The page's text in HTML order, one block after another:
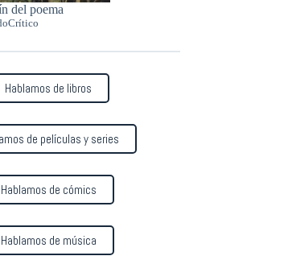
del poema
Hablamos de libros
de películas y series
Hablamos de cómics
Hablamos de música